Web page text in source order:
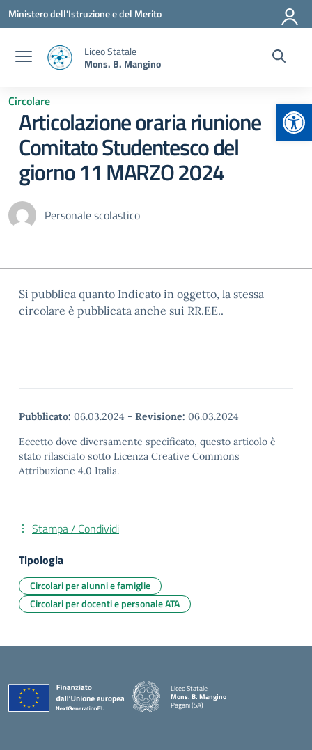
Vai ai contenuti
Vai al menu di navigazione
Vai al footer
Ministero dell'Istruzione e del Merito
Liceo Statale
Mons. B. Mangino
Circolare
Articolazione oraria riunione
Comitato Studentesco del
giorno 11 MARZO 2024
Personale scolastico
Si pubblica quanto Indicato in oggetto, la stessa
circolare è pubblicata anche sui RR.EE..
Pubblicato: 06.03.2024 - Revisione: 06.03.2024
Eccetto dove diversamente specificato, questo articolo è
stato rilasciato sotto Licenza Creative Commons
Attribuzione 4.0 Italia.
Stampa / Condividi
Tipologia
Circolari per alunni e famiglie
Circolari per docenti e personale ATA
Liceo Statale
Mons. B. Mangino
Pagani (SA)
— Visita la pagina iniziale della scuola